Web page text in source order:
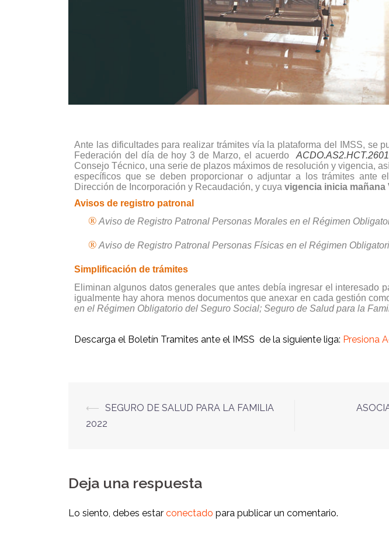
Ante las dificultades para realizar trámites vía la plataforma del IMSS, se
Federación del día de hoy 3 de Marzo, el acuerdo
Consejo Técnico, una serie de plazos máximos de resolución y vigencia,
específicos que se deben proporcionar o adjuntar a los trámites ante
Dirección de Incorporación y Recaudación, y cuya vigencia inicia mañana
Avisos de registro patronal
® Aviso de Registro Patronal Personas Morales en el Régimen
® Aviso de Registro Patronal Personas Físicas en el Régimen
Simplificación de trámites
Eliminan algunos datos generales que antes debía ingresar el interesado
igualmente hay ahora menos documentos que anexar en cada gestión
en el Régimen Obligatorio del Seguro Social; Seguro de Salud para la
Descarga el Boletín Tramites ante el IMSS de la siguiente liga: Presiona
⟵ SEGURO DE SALUD PARA LA FAMILIA
2022
Deja una respuesta
Lo siento, debes estar conectado para publicar un comentario.